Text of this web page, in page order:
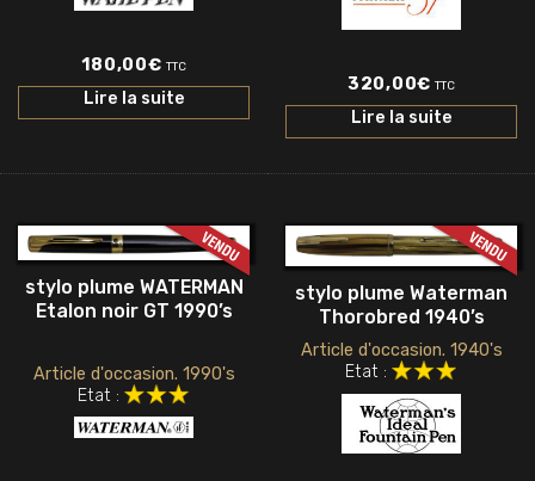
180,00€ TTC
Lire la suite
320,00€ TTC
Lire la suite
stylo plume WATERMAN
Etalon noir GT 1990’s
Article d'occasion. 1990's
Etat :
stylo plume Waterman
Thorobred 1940’s
Article d'occasion. 1940's
Etat :